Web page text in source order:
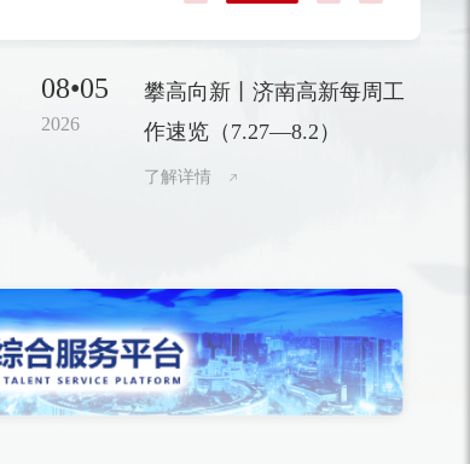
工作部部长许盈盈宣读了《关于表彰济南高新
区优秀共产党员、优秀党务工作者和先进基层
党组织的决定》，与会领导为受表彰代表颁
08•05
2026
攀高向新丨济南高新每周工
作速览（7.27—8.2）
了解详情